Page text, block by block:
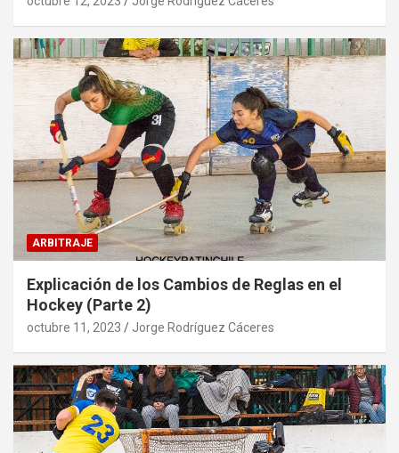
ARBITRAJE
Explicación de los Cambios de Reglas en el
Hockey (Parte 2)
octubre 11, 2023 Jorge Rodríguez Cáceres